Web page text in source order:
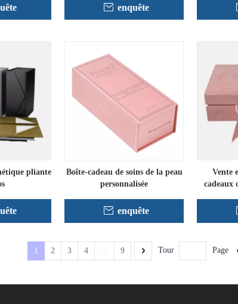
enquête
pliante
Boîte-cadeau de soins de la peau
personnalisée
enquête
Vente
cadeaux
1 2 3 4 ... 9 Tour Page